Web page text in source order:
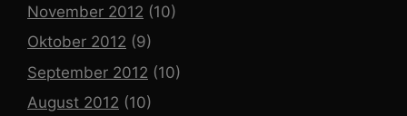
November 2012 (10)
Oktober 2012 (9)
September 2012 (10)
August 2012 (10)